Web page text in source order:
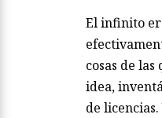
El infinito
cosas de
idea,
de